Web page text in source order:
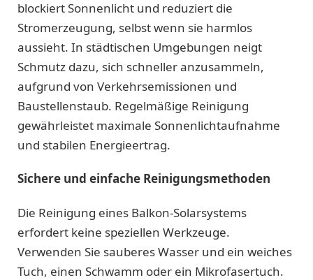
blockiert Sonnenlicht und reduziert die
Stromerzeugung, selbst wenn sie harmlos
aussieht. In städtischen Umgebungen neigt
Schmutz dazu, sich schneller anzusammeln,
aufgrund von Verkehrsemissionen und
Baustellenstaub. Regelmäßige Reinigung
gewährleistet maximale Sonnenlichtaufnahme
und stabilen Energieertrag.
Sichere und einfache Reinigungsmethoden
Die Reinigung eines Balkon-Solarsystems
erfordert keine speziellen Werkzeuge.
Verwenden Sie sauberes Wasser und ein weiches
Tuch, einen Schwamm oder ein Mikrofasertuch.